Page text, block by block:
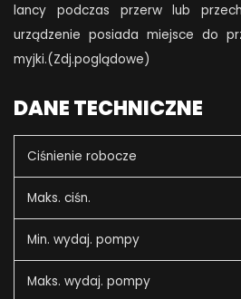
lancy podczas przerw lub
urządzenie posiada miejsce do
myjki.(Zdj.poglądowe)
DANE TECHNICZNE
Ciśnienie robocze
Maks. ciśn.
Min. wydaj. pompy
Maks. wydaj. pompy